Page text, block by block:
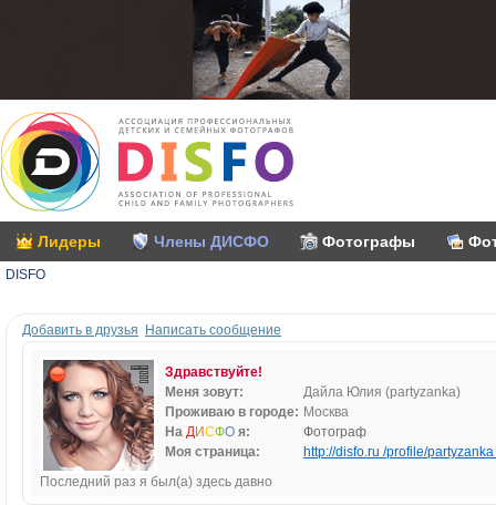
Лидеры Члены ДИСФО Фотографы
DISFO
Добавить в друзья Написать сообщение
Здравствуйте!
Меня зовут:
Дайла Юлия (partyzanka)
Проживаю в городе: Москва
На ДИСФО я:
Фотограф
Моя страница:
http://disfo.ru /profile/partyzanka
Последний раз я был(а) здесь давно